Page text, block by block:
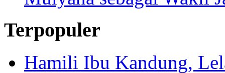
Mulyana sebagai Wakil
Terpopuler